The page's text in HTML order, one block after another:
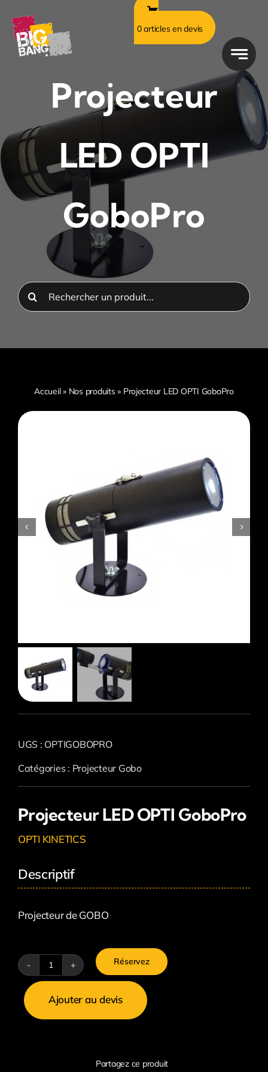
contenu
0 articles en devis
Projecteur
LED OPTI
GoboPro
Rechercher:
Accueil» Nos produits» Projecteur LED OPTI GoboPro
UGS : OPTIGOBOPRO
Catégories : Projecteur Gobo
Projecteur LED OPTI GoboPro
OPTI KINETICS
Descriptif
Projecteur de GOBO
quantité
Projecteur
Réservez
Ajouter au devis
Partagez ce produit